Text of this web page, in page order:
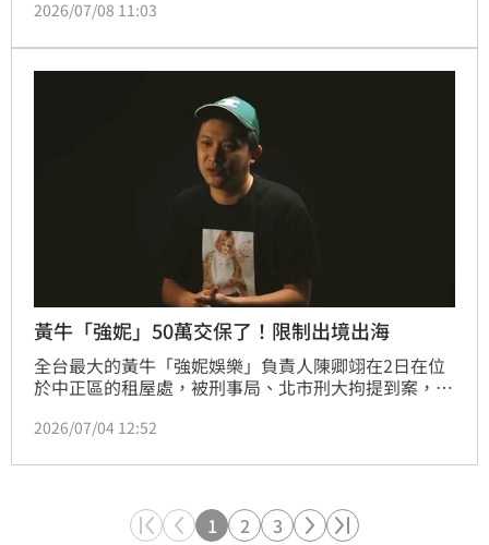
球？」造謠，引發不少球迷不滿，並標註中華職棒大聯
案。新北地院審結，依散布文字誹謗罪，處張男拘役15
日，可易科罰金。
2026/07/08 11:03
黃牛「強妮」50萬交保了！限制出境出海
全台最大的黃牛「強妮娛樂」負責人陳卿翊在2日在位
於中正區的租屋處，被刑事局、北市刑大拘提到案，還
2026/07/04 12:52
1 2 3